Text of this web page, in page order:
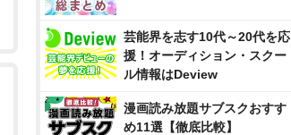
芸能界を志す10代～20代を応
援！オーディション・スクー
ル情報はDeview
漫画読み放題サブスクおすす
め11選【徹底比較】